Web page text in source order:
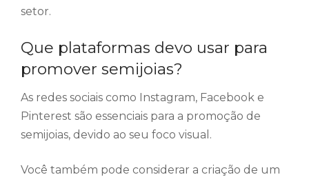
setor.
Que plataformas devo usar para
promover semijoias?
As redes sociais como Instagram, Facebook e
Pinterest são essenciais para a promoção de
semijoias, devido ao seu foco visual.
Você também pode considerar a criação de um